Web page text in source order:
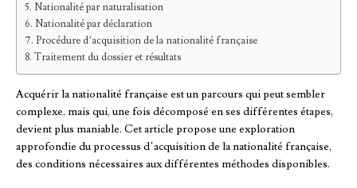
Nationalité par naturalisation
Nationalité par déclaration
Procédure d’acquisition de la nationalité française
Traitement du dossier et résultats
Acquérir la nationalité française est un parcours qui peut sembler
complexe, mais qui, une fois décomposé en ses différentes étapes,
devient plus maniable. Cet article propose une exploration
approfondie du processus d’acquisition de la nationalité française,
des conditions nécessaires aux différentes méthodes disponibles.